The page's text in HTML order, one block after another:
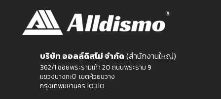
บริษัท ออลล์ดิสโม่ จำกัด (สำนักงานใหญ่)
362/1 ซอยพระรามเก้า 20 ถนนพระราม 9
แขวงบางกะปิ เขตห้วยขวาง
กรุงเทพมหานคร 10310